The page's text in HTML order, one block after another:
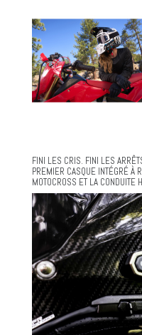
FINI LES CRIS. FINI LES
PREMIER CASQUE INTÉGRÉ À
MOTOCROSS ET LA CONDUITE